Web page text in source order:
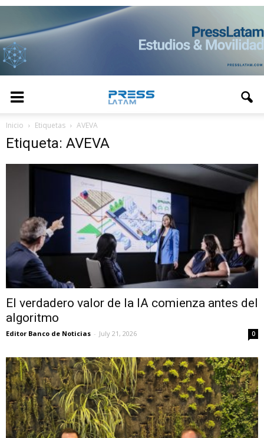
Inicio Etiquetas AVEVA
Etiqueta: AVEVA
El verdadero valor de la IA comienza antes del
algoritmo
Editor Banco de Noticias - July 21, 2026 0